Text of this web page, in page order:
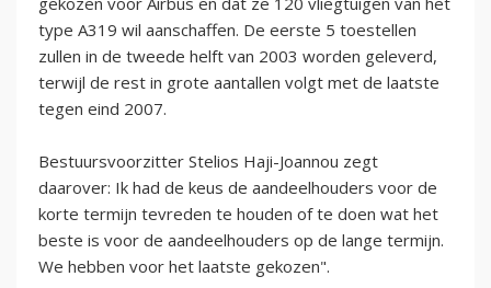
type A319 wil aanschaffen. De eerste 5 toestellen
zullen in de tweede helft van 2003 worden geleverd,
terwijl de rest in grote aantallen volgt met de laatste
tegen eind 2007.
Bestuursvoorzitter Stelios Haji-Joannou zegt
daarover: Ik had de keus de aandeelhouders voor de
korte termijn tevreden te houden of te doen wat het
beste is voor de aandeelhouders op de lange termijn.
We hebben voor het laatste gekozen".